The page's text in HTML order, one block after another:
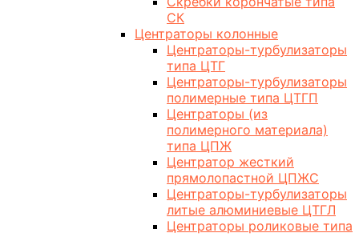
СК
Центраторы колонные
Центраторы-турбулизаторы
типа ЦТГ
Центраторы-турбулизаторы
полимерные типа ЦТГП
Центраторы (из
полимерного материала)
типа ЦПЖ
Центратор жесткий
прямолопастной ЦПЖС
Центраторы-турбулизаторы
литые алюминиевые ЦТГЛ
Центраторы роликовые типа